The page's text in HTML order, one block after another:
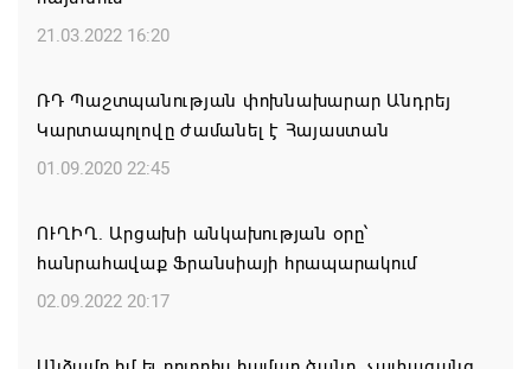
07.08.2026 16:21
նախաձեռնությամբ ճանապարհաշինական
մեծածավալ աշխատանքներ՝ գյուղական
բնակավայրերում
Ռուսաստանի բանակը «Իսկանդերով» հարվածել է
ուկրաինական գնացքին
21.03.2022 16:20
ՌԴ Պաշտպանության փոխնախարար Անդրեյ
Կարտապոլովը ժամանել է Հայաստան
01.09.2020 22:45
ՈՒՂԻՂ. Արցախի անկախության օրը՝
հանրահավաք Ֆրանսիայի հրապարակում
02.09.2022 20:17